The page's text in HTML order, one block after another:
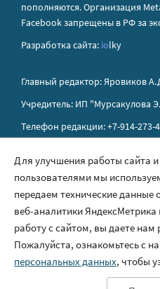
пополняются. Организация
Facebook запрещены в РФ за
Разработка сайта: iolky
Главный редактор: Яровиков
Учредитель: ИП "Мурсакулова
Телефон редакции: +7-914-273-
Правила сайта
Политика обработки
Размещение рекламы
Контакты
Для улучшения работы сайта и
пользователями мы
передаем технические данные
веб-аналитики
работу с сайтом, вы даете нам
Пожалуйста, ознакомьтесь с
персональных данных, чтобы